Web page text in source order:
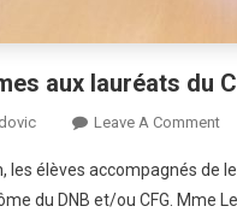
aux lauréats du
Leave A CommentOn
les élèves accompagnés de
du DNB et/ou CFG. Mme